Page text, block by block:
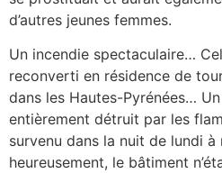
d’autres jeunes femmes.
Un incendie spectaculaire…
reconverti en résidence de
dans les Hautes-Pyrénées…
entièrement détruit par les
survenu dans la nuit de lundi
heureusement, le bâtiment